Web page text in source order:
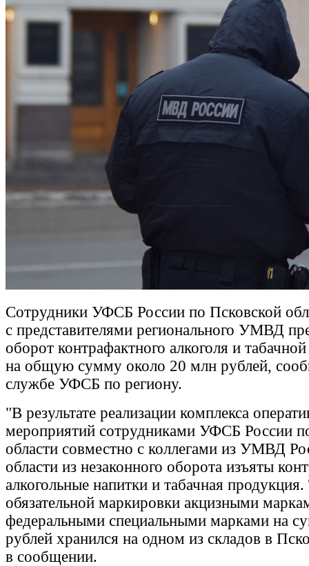
Сотрудники УФСБ России по Псковской
с представителями регионального УМВД
оборот контрафактного алкоголя и
на общую сумму около 20 млн рублей,
службе УФСБ по региону.
"В результате реализации комплекса
мероприятий сотрудниками УФСБ России
области совместно с коллегами из УМВД
области из незаконного оборота изъяты
алкогольные напитки и табачная продукция.
обязательной маркировки акцизными
федеральными специальными марками на
рублей хранился на одном из складов в
в сообщении.